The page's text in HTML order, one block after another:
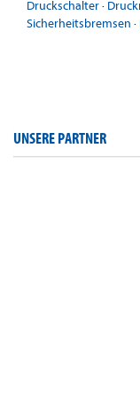
Druckschalter·
Sicherheitsbremsen ·
UNSERE PARTNER